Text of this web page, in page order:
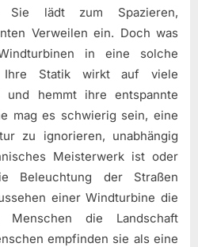
Sie lädt zum Spazieren,
Verweilen ein. Doch was
in eine solche
Ihre Statik wirkt auf viele
und hemmt ihre entspannte
mag es schwierig sein, eine
zu ignorieren, unabhängig
Meisterwerk ist oder
Beleuchtung der Straßen
einer Windturbine die
die Landschaft
empfinden sie als eine